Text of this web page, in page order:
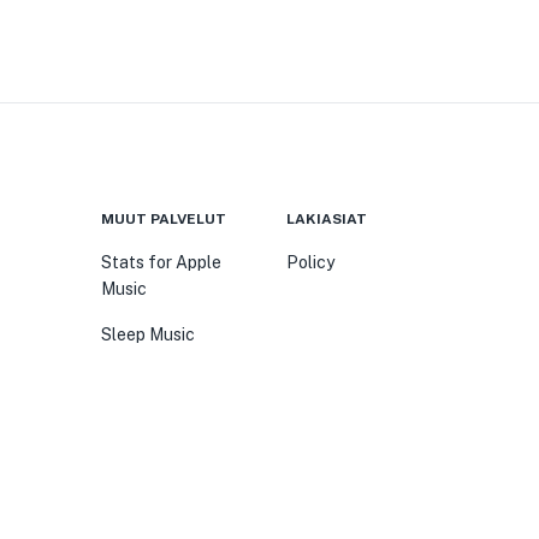
MUUT PALVELUT
Stats for Apple
Music
Sleep Music
LAKIASIAT
Policy